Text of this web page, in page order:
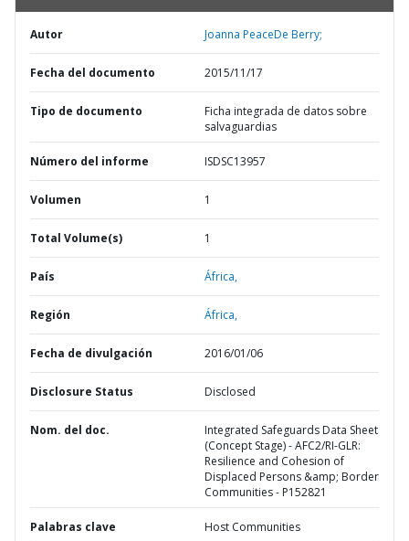
Autor Joanna PeaceDe Berry;
Fecha del documento 2015/11/17
Tipo de documento
Ficha integrada de datos sobre
salvaguardias
Número del informe ISDSC13957
Volumen 1
Total Volume(s) 1
País África,
Región África,
Fecha de divulgación 2016/01/06
Disclosure Status Disclosed
Nom. del doc.
Integrated Safeguards Data Sheet
(Concept Stage) - AFC2/RI-GLR:
Resilience and Cohesion of
Displaced Persons &amp; Border
Communities - P152821
Palabras clave Host Communities